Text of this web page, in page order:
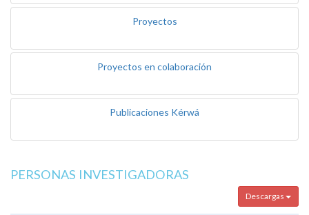
Proyectos
Proyectos en colaboración
Publicaciones Kérwá
PERSONAS INVESTIGADORAS
Descargas